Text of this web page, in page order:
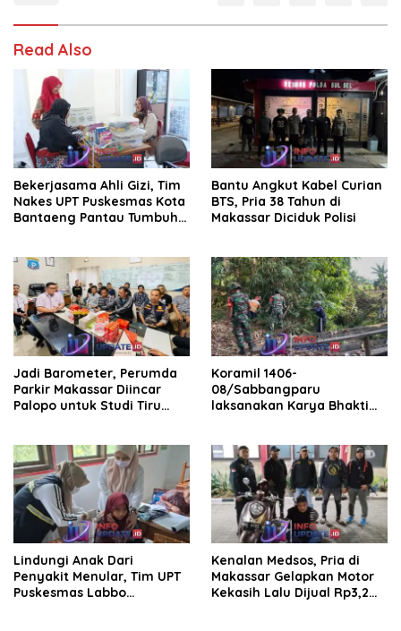
Read Also
Bekerjasama Ahli Gizi, Tim
Nakes UPT Puskesmas Kota
Bantaeng Pantau Tumbuh
Bantu Angkut Kabel Curian
BTS, Pria 38 Tahun di
Makassar Diciduk Polisi
Jadi Barometer, Perumda
Parkir Makassar Diincar
Palopo untuk Studi Tiru
Koramil 1406-
08/Sabbangparu
laksanakan Karya Bhakti
Lindungi Anak Dari
Penyakit Menular, Tim UPT
Puskesmas Labbo
Kenalan Medsos, Pria di
Makassar Gelapkan Motor
Kekasih Lalu Dijual Rp3,2